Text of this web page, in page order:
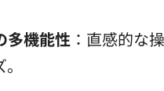
多機能性 ：直感的な